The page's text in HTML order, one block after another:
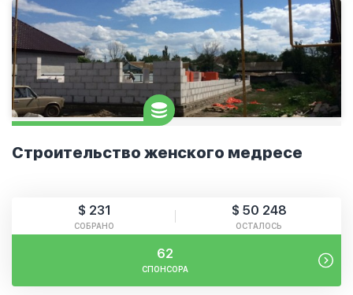
Строительство женского медресе
$ 231
СОБРАНО
$ 50 248
ОСТАЛОСЬ
62
СПОНСОРА